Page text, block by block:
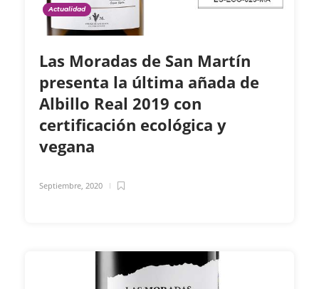
Actualidad
Las Moradas de San Martín
presenta la última añada de
Albillo Real 2019 con
certificación ecológica y
vegana
Septiembre, 2020